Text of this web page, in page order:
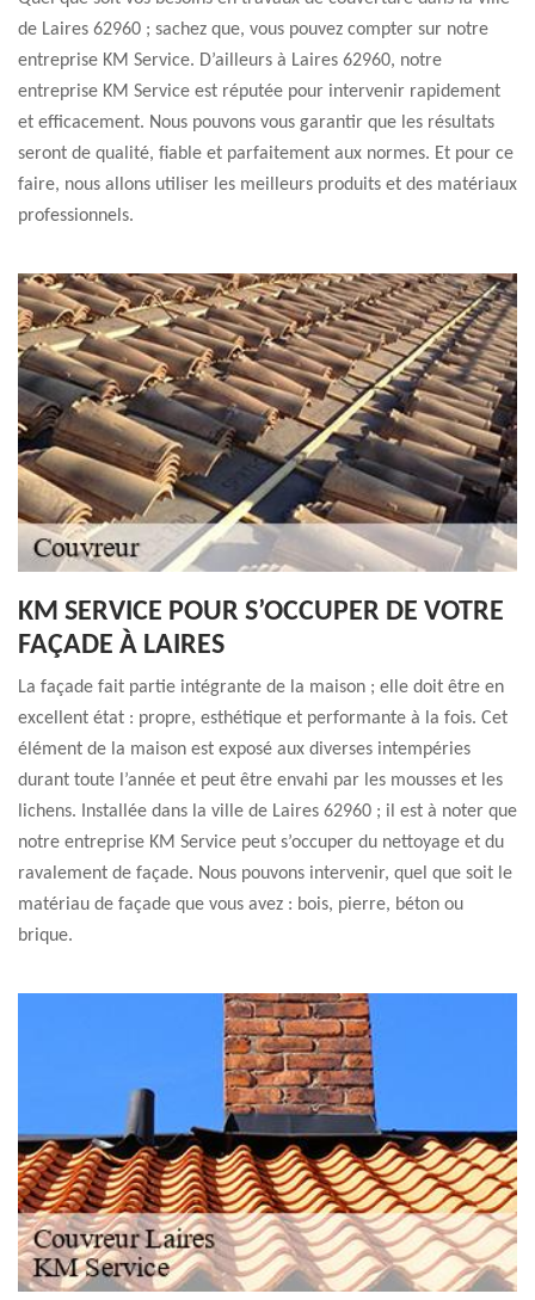
de Laires 62960 ; sachez que, vous pouvez compter sur notre
entreprise KM Service. D’ailleurs à Laires 62960, notre
entreprise KM Service est réputée pour intervenir rapidement
et efficacement. Nous pouvons vous garantir que les résultats
seront de qualité, fiable et parfaitement aux normes. Et pour ce
faire, nous allons utiliser les meilleurs produits et des matériaux
professionnels.
KM SERVICE POUR S’OCCUPER DE VOTRE
FAÇADE À LAIRES
La façade fait partie intégrante de la maison ; elle doit être en
excellent état : propre, esthétique et performante à la fois. Cet
élément de la maison est exposé aux diverses intempéries
durant toute l’année et peut être envahi par les mousses et les
lichens. Installée dans la ville de Laires 62960 ; il est à noter que
notre entreprise KM Service peut s’occuper du nettoyage et du
ravalement de façade. Nous pouvons intervenir, quel que soit le
matériau de façade que vous avez : bois, pierre, béton ou
brique.